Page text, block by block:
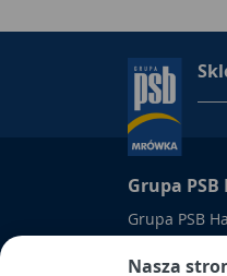
Nasza
Grupa PSB
Grupa PSB
wpisana do
Kielcach